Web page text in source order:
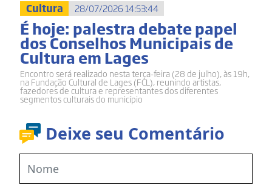
Deixe seu Comentário
Cultura 28/07/2026 14:53:44
É hoje: palestra debate papel
dos Conselhos Municipais de
Cultura em Lages
Encontro será realizado nesta terça-feira (28 de julho), às 19h,
na Fundação Cultural de Lages (FCL), reunindo artistas,
fazedores de cultura e representantes dos diferentes
segmentos culturais do município